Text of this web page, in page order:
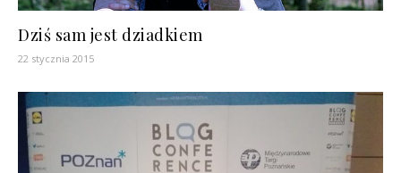
Dziś sam jest dziadkiem
22 stycznia 2015